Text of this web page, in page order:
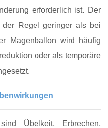
erforderlich ist. Der
Regel geringer als bei
Magenballon wird häufig
oder als temporäre
Übelkeit, Erbrechen,